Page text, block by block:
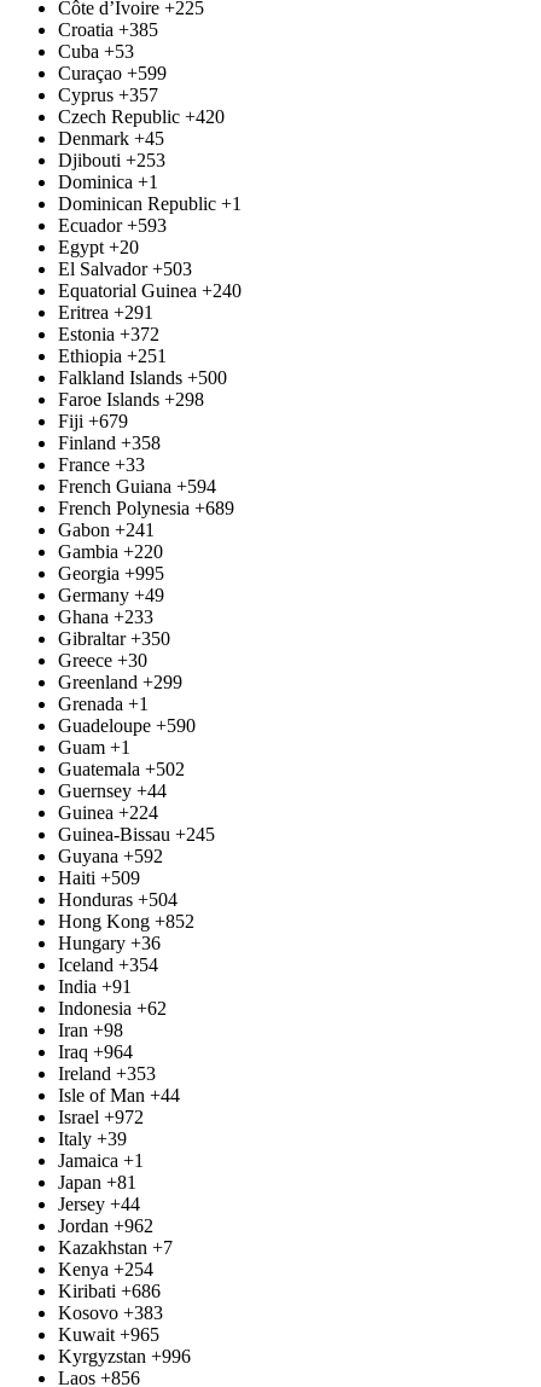
Côte d’Ivoire +225
Croatia +385
Cuba +53
Curaçao +599
Cyprus +357
Czech Republic +420
Denmark +45
Djibouti +253
Dominica +1
Dominican Republic +1
Ecuador +593
Egypt +20
El Salvador +503
Equatorial Guinea +240
Eritrea +291
Estonia +372
Ethiopia +251
Falkland Islands +500
Faroe Islands +298
Fiji +679
Finland +358
France +33
French Guiana +594
French Polynesia +689
Gabon +241
Gambia +220
Georgia +995
Germany +49
Ghana +233
Gibraltar +350
Greece +30
Greenland +299
Grenada +1
Guadeloupe +590
Guam +1
Guatemala +502
Guernsey +44
Guinea +224
Guinea-Bissau +245
Guyana +592
Haiti +509
Honduras +504
Hong Kong +852
Hungary +36
Iceland +354
India +91
Indonesia +62
Iran +98
Iraq +964
Ireland +353
Isle of Man +44
Israel +972
Italy +39
Jamaica +1
Japan +81
Jersey +44
Jordan +962
Kazakhstan +7
Kenya +254
Kiribati +686
Kosovo +383
Kuwait +965
Kyrgyzstan +996
Laos +856